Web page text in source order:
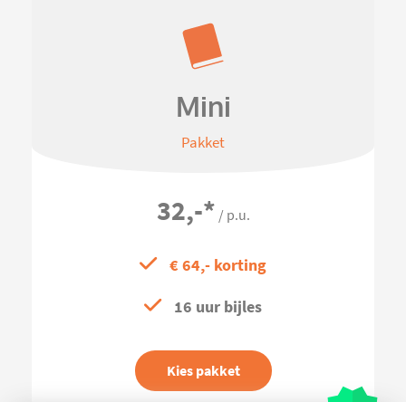
Mini
Pakket
32,-* / p.u.
€ 64,- korting
16 uur bijles
Kies pakket